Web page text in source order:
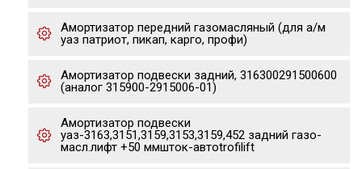
Амортизатор передний газомасляный (для а/м
уаз патриот, пикап, карго, профи)
Амортизатор подвески задний, 316300291500600
(аналог 315900-2915006-01)
Амортизатор подвески
уаз-3163,3151,3159,3153,3159,452 задний газо-
масл.лифт +50 ммшток-автоtrofilift